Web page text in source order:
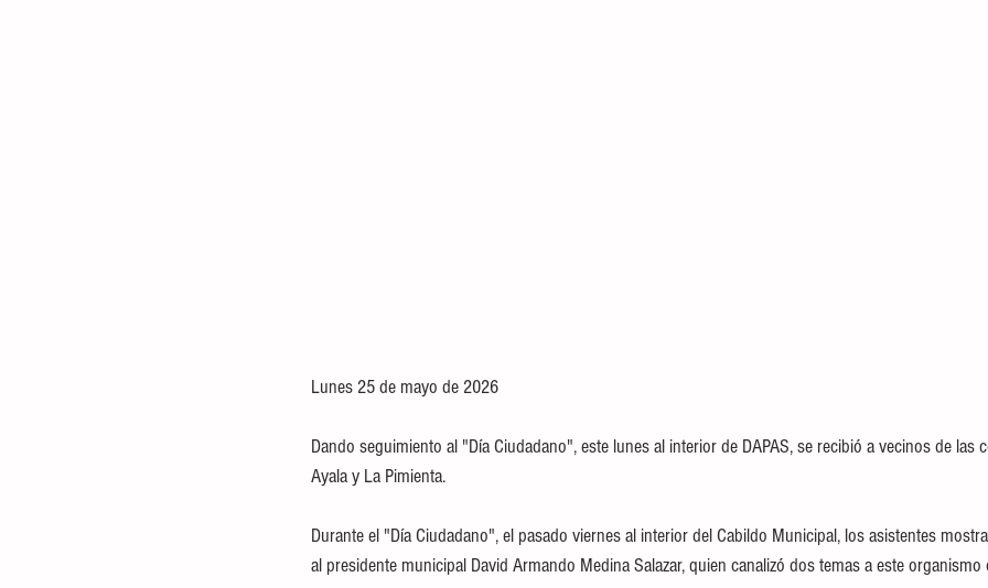
Lunes 25 de mayo de 2026
Dando seguimiento al "Día Ciudadano", este lunes al interior de DAPAS, se recibió a vecinos de las
Ayala y La Pimienta.
Durante el "Día Ciudadano", el pasado viernes al interior del Cabildo Municipal, los asistentes
al presidente municipal David Armando Medina Salazar, quien canalizó dos temas a este organismo